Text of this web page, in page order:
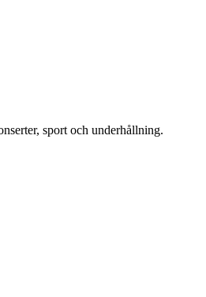
sport och underhållning.